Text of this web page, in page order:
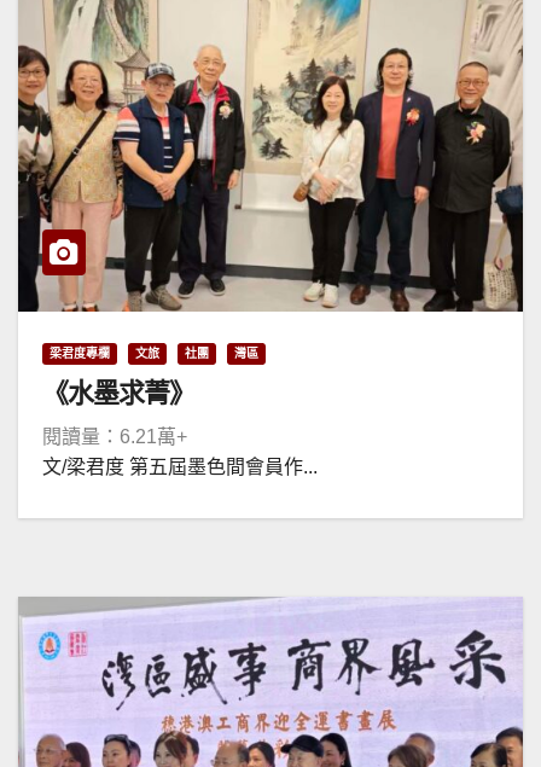
梁君度專欄 文旅 社團 灣區
《水墨求菁》
閱讀量：6.21萬+
文/梁君度 第五屆墨色間會員作...